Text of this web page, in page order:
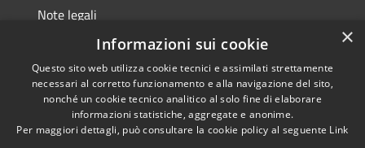
Note legali
Dichiarazione di accessibilità
RSS
Copyright © 2026 • Comune di
×
Informazioni sui cookie
Questo sito web utilizza cookie tecnici e assimilati strettamente
necessari al corretto funzionamento e alla navigazione del sito,
nonché un cookie tecnico analitico al solo fine di elaborare
informazioni statistiche, aggregate e anonime.
Per maggiori dettagli, può consultare la cookie policy al seguente Link